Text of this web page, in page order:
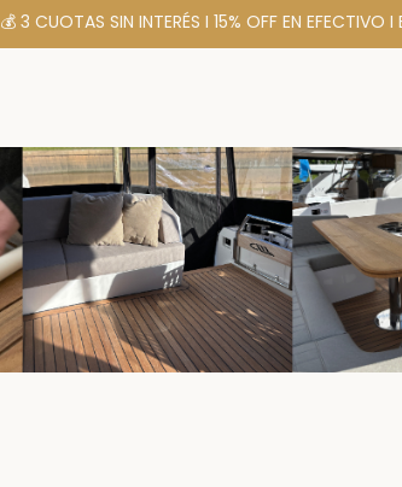
💰 3 CUOTAS SIN INTERÉS I 15% OFF EN EFECTIVO